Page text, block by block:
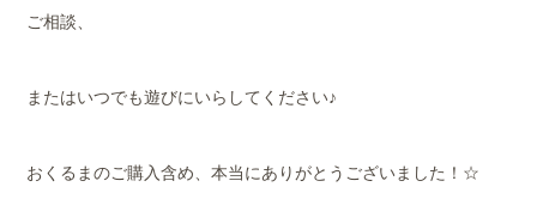
ご相談、
またはいつでも遊びにいらしてください♪
おくるまのご購入含め、本当にありがとうございました！☆